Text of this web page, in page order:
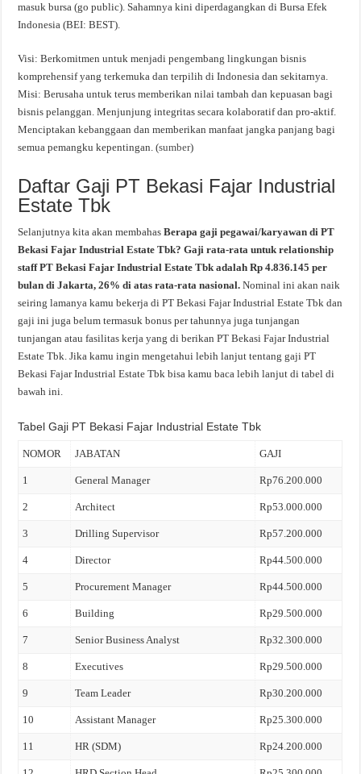
masuk bursa (go public). Sahamnya kini diperdagangkan di Bursa Efek
Indonesia (BEI: BEST).
Visi: Berkomitmen untuk menjadi pengembang lingkungan bisnis
komprehensif yang terkemuka dan terpilih di Indonesia dan sekitarnya.
Misi: Berusaha untuk terus memberikan nilai tambah dan kepuasan bagi
bisnis pelanggan. Menjunjung integritas secara kolaboratif dan pro-aktif.
Menciptakan kebanggaan dan memberikan manfaat jangka panjang bagi
semua pemangku kepentingan. (sumber)
Daftar Gaji PT Bekasi Fajar Industrial
Estate Tbk
Selanjutnya kita akan membahasBerapa gaji pegawai/karyawan di PT
Bekasi Fajar Industrial Estate Tbk? Gaji rata-rata untuk relationship
staff PT Bekasi Fajar Industrial Estate Tbk adalah Rp 4.836.145 per
bulan di Jakarta, 26% di atas rata-rata nasional.Nominal ini akan naik
seiring lamanya kamu bekerja di PT Bekasi Fajar Industrial Estate Tbk dan
gaji ini juga belum termasuk bonus per tahunnya juga tunjangan
tunjangan atau fasilitas kerja yang di berikan PT Bekasi Fajar Industrial
Estate Tbk. Jika kamu ingin mengetahui lebih lanjut tentang gaji PT
Bekasi Fajar Industrial Estate Tbk bisa kamu baca lebih lanjut di tabel di
bawah ini.
Tabel Gaji PT Bekasi Fajar Industrial Estate Tbk
NOMOR JABATAN GAJI
1 General Manager Rp76.200.000
2 Architect Rp53.000.000
3 Drilling Supervisor Rp57.200.000
4 Director Rp44.500.000
5 Procurement Manager Rp44.500.000
6 Building Rp29.500.000
7 Senior Business Analyst Rp32.300.000
8 Executives Rp29.500.000
9 Team Leader Rp30.200.000
10 Assistant Manager Rp25.300.000
11 HR (SDM) Rp24.200.000